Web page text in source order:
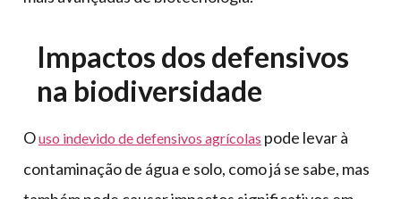
Impactos dos defensivos
na biodiversidade
Ouso indevido de defensivos agrícolas pode levar à
contaminação de água e solo, como já se sabe, mas